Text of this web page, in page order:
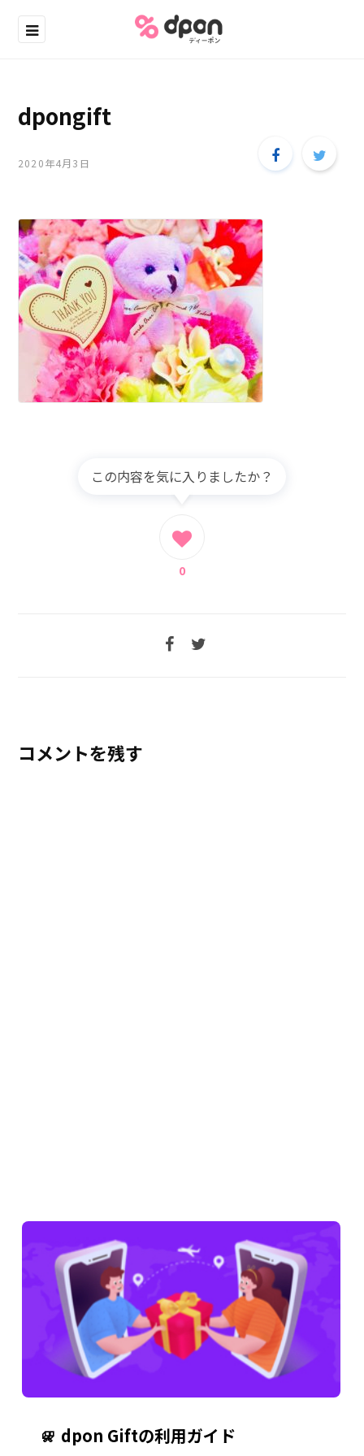
dpongift
2020年4月3日
この内容を気に入りましたか？
0
コメントを残す
dpon Giftの利用ガイド